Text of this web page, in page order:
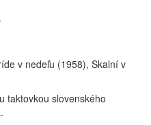
v nedeľu (1958), Skalní v
taktovkou slovenského